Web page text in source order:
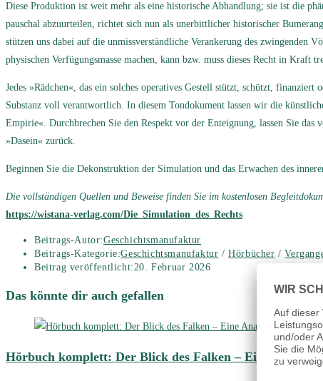
Diese Produktion ist weit mehr als eine historische Abhandlung; sie ist die
pauschal abzuurteilen, richtet sich nun als unerbittlicher historischer
stützen uns dabei auf die unmissverständliche Verankerung des zwingenden
physischen Verfügungsmasse machen, kann bzw. muss dieses Recht in Kraft
Jedes »Rädchen«, das ein solches operatives Gestell stützt, schützt,
Substanz voll verantwortlich. In diesem Tondokument lassen wir die
Empirie«. Durchbrechen Sie den Respekt vor der Enteignung, lassen Sie
»Dasein« zurück.
Beginnen Sie die Dekonstruktion der Simulation und das Erwachen des
Die vollständigen Quellen und Beweise finden Sie im kostenlosen
https://wistana-verlag.com/Die_Simulation_des_Rechts
Beitrags-Autor:Geschichtsmanufaktur
Beitrags-Kategorie:Geschichtsmanufaktur / Hörbücher /
Beitrag veröffentlicht:20. Februar 2026
Das könnte dir auch gefallen
Hörbuch komplett: Der Blick des Falken – Eine